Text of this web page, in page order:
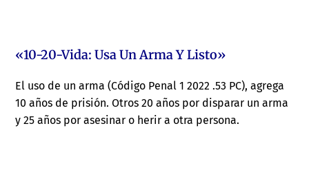
«10-20-Vida: Usa Un Arma Y Listo»
El uso de un arma (Código Penal 1 2022 .53 PC), agrega
10 años de prisión. Otros 20 años por disparar un arma
y 25 años por asesinar o herir a otra persona.